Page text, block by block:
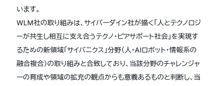
います。
WLM社の取り組みは、サイバーダイン社が描く「人とテクノロジ
ーが共生し相互に支え合うテクノ・ピアサポート社会」を実現す
るための新領域「サイバニクス」分野（人・AIロボット・情報系の
融合複合）の取り組みと合致しており、当該分野のチャレンジャ
ーの育成や領域の拡充の観点からも意義あるものと判断し、当